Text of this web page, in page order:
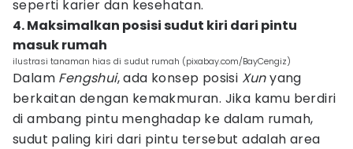
seperti karier dan kesehatan.
4. Maksimalkan posisi sudut kiri dari pintu
masuk rumah
ilustrasi tanaman hias di sudut rumah (pixabay.com/BayCengiz)
Dalam Fengshui, ada konsep posisi Xunyang
berkaitan dengan kemakmuran. Jika kamu berdiri
di ambang pintu menghadap ke dalam rumah,
sudut paling kiri dari pintu tersebut adalah area